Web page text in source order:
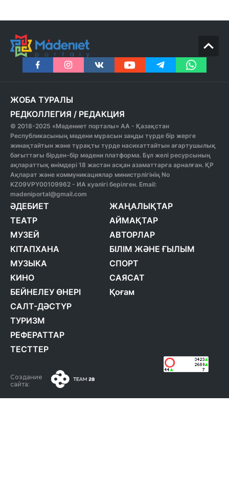
ЖОБА ТУРАЛЫ
РЕДКОЛЛЕГИЯ / РЕДАКЦИЯ
© 2018-2025 «Мәдениет порталы» АА - Қазақстан
Республикасының мәдени мұрасын заңды түрде бір жерге
жинақтайтын және тұрақты түрде насихаттайтын ағартушылық
бағыттағы бірден-бір мәдени платформа. Бұл желі ресурсының
ақпараттық өнімдері 18 жастан асқан азаматтарға арналған. ҚР
Ақпарат және коммуникациялар министрлігінің No
KZ09VPY00109962 - ИА куәлігі берілген. Email:
madeniportal@gmail.com
ӘДЕБИЕТ
ТЕАТР
МУЗЕЙ
КІТАПХАНА
МУЗЫКА
КИНО
БЕЙНЕЛЕУ ӨНЕРІ
САЛТ-ДӘСТҮР
ТУРИЗМ
РЕФЕРАТТАР
ТЕСТТЕР
ЖАҢАЛЫҚТАР
АЙМАҚТАР
АВТОРЛАР
БІЛІМ ЖӘНЕ ҒЫЛЫМ
СПОРТ
САЯСАТ
Қоғам
Создание
сайта: